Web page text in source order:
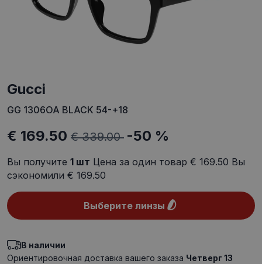
Gucci
GG 1306OA BLACK 54-+18
€ 169.50 € 339.00 -50 %
Вы получите 1 шт Цена за один товар € 169.50 Вы
сэкономили € 169.50
Выберите линзы
В наличии
Ориентировочная доставка вашего заказа Четверг 13